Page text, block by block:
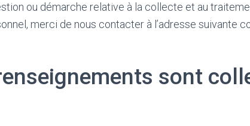
ou démarche relative à la collecte et au
merci de nous contacter à l’adresse suivante
sont